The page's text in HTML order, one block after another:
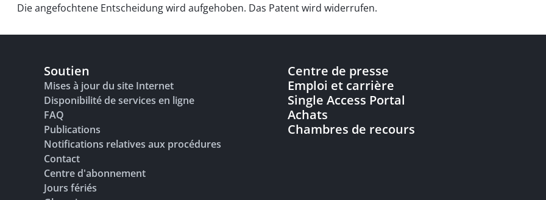
Die angefochtene Entscheidung wird aufgehoben. Das Patent wird widerrufen.
Soutien
Mises à jour du site Internet
Disponibilité de services en ligne
FAQ
Publications
Notifications relatives aux procédures
Contact
Centre d'abonnement
Jours fériés
Centre de presse
Emploi et carrière
Single Access Portal
Achats
Chambres de recours